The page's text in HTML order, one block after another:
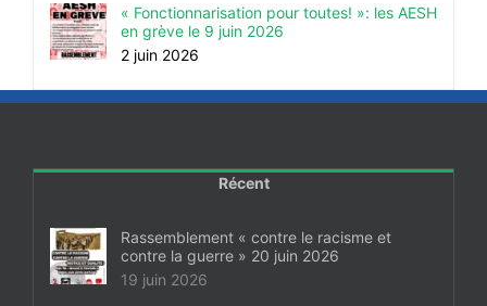
« Fonctionnarisation pour toutes! »: les AESH
en grève le 9 juin 2026
2 juin 2026
Récent
Rassemblement « contre le racisme et
contre la guerre » 20 juin 2026
19 juin 2026